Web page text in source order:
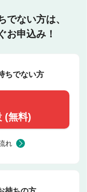
でない方は、
お申込み！
ちでない方
(無料)
れ